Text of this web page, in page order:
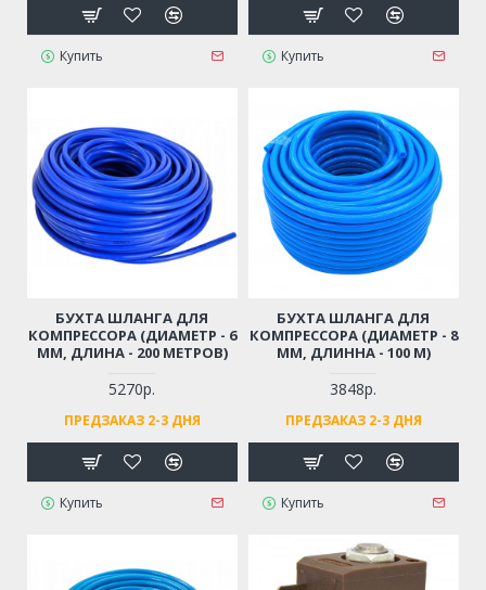
Купить Купить
БУХТА ШЛАНГА ДЛЯ
КОМПРЕССОРА (ДИАМЕТР - 6
ММ, ДЛИНА - 200 МЕТРОВ)
5270р.
ПРЕДЗАКАЗ 2-3 ДНЯ
Купить
БУХТА ШЛАНГА ДЛЯ
КОМПРЕССОРА (ДИАМЕТР - 8
ММ, ДЛИННА - 100 М)
3848р.
ПРЕДЗАКАЗ 2-3 ДНЯ
Купить